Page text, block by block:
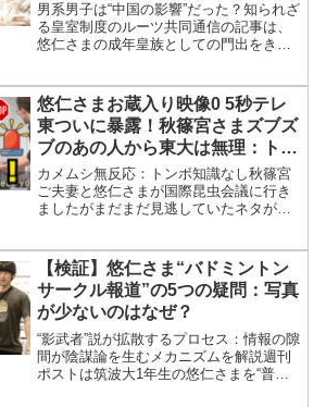
男系男子は“中国の影響”だった？知られざ
る皇室制度のルーツ共同通信の記事は、
悠仁さまの成年皇族としての門出をきっ
男子に限られる皇位継承の制度が、現代
社会に合わないのでは...
悠仁さまお蔵入り映像0 5秒テレ
東ついに暴露！秋篠宮さまズブズ
ブのあの人から東大は無理：トン
ボ無知もバレた決定的証拠とカメ
ムシも食べたで爆笑
カメムシ無反応：トンボ知識なし秋篠宮
ご夫妻と悠仁さまが国際昆虫会議に行き
ましたがまだまだ見逃していたネタがあ
ね。ラオスの昆虫食の話題でこないだト
ンボの幼虫を秋篠宮さまが...
【検証】悠仁さま“バドミントン
サークル報道”の5つの疑問：写真
が少ないのはなぜ？
“影武者”説が拡散するプロセス：情報の隙
間が陰謀論を生むメカニズムを解説週刊
ポストは筑波大1年生の悠仁さまを“普通